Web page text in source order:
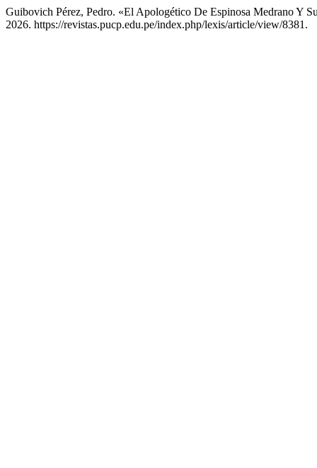
Guibovich Pérez, Pedro. «El Apologético De Espinosa Medrano Y
2026. https://revistas.pucp.edu.pe/index.php/lexis/article/view/8381.